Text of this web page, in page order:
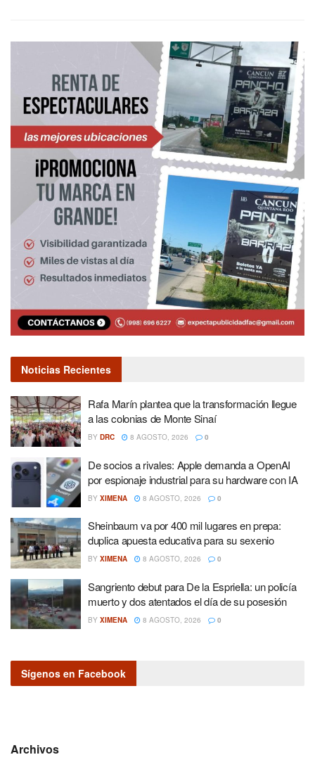
Noticias Recientes
Rafa Marín plantea que la transformación llegue
a las colonias de Monte Sinaí
BY DRC 8 AGOSTO, 2026 0
De socios a rivales: Apple demanda a OpenAI
por espionaje industrial para su hardware con IA
BY XIMENA 8 AGOSTO, 2026 0
Sheinbaum va por 400 mil lugares en prepa:
duplica apuesta educativa para su sexenio
BY XIMENA 8 AGOSTO, 2026 0
Sangriento debut para De la Espriella: un policía
muerto y dos atentados el día de su posesión
BY XIMENA 8 AGOSTO, 2026 0
Sígenos en Facebook
Archivos